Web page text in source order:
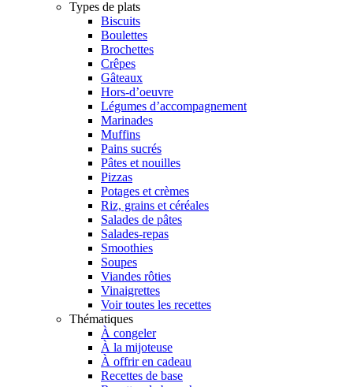
Types de plats
Biscuits
Boulettes
Brochettes
Crêpes
Gâteaux
Hors-d’oeuvre
Légumes d’accompagnement
Marinades
Muffins
Pains sucrés
Pâtes et nouilles
Pizzas
Potages et crèmes
Riz, grains et céréales
Salades de pâtes
Salades-repas
Smoothies
Soupes
Viandes rôties
Vinaigrettes
Voir toutes les recettes
Thématiques
À congeler
À la mijoteuse
À offrir en cadeau
Recettes de base